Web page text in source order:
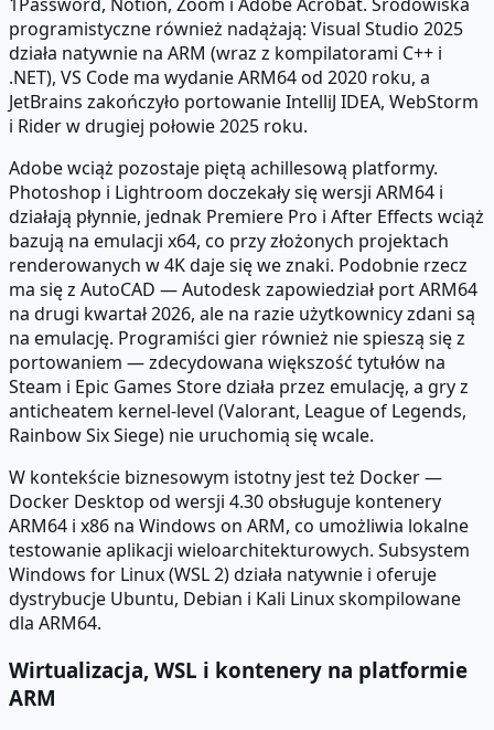
1Password, Notion, Zoom i Adobe Acrobat. Środowiska
programistyczne również nadążają: Visual Studio 2025
działa natywnie na ARM (wraz z kompilatorami C++ i
.NET), VS Code ma wydanie ARM64 od 2020 roku, a
JetBrains zakończyło portowanie IntelliJ IDEA, WebStorm
i Rider w drugiej połowie 2025 roku.
Adobe wciąż pozostaje piętą achillesową platformy.
Photoshop i Lightroom doczekały się wersji ARM64 i
działają płynnie, jednak Premiere Pro i After Effects wciąż
bazują na emulacji x64, co przy złożonych projektach
renderowanych w 4K daje się we znaki. Podobnie rzecz
ma się z AutoCAD — Autodesk zapowiedział port ARM64
na drugi kwartał 2026, ale na razie użytkownicy zdani są
na emulację. Programiści gier również nie spieszą się z
portowaniem — zdecydowana większość tytułów na
Steam i Epic Games Store działa przez emulację, a gry z
anticheatem kernel-level (Valorant, League of Legends,
Rainbow Six Siege) nie uruchomią się wcale.
W kontekście biznesowym istotny jest też Docker —
Docker Desktop od wersji 4.30 obsługuje kontenery
ARM64 i x86 na Windows on ARM, co umożliwia lokalne
testowanie aplikacji wieloarchitekturowych. Subsystem
Windows for Linux (WSL 2) działa natywnie i oferuje
dystrybucje Ubuntu, Debian i Kali Linux skompilowane
dla ARM64.
Wirtualizacja, WSL i kontenery na platformie
ARM